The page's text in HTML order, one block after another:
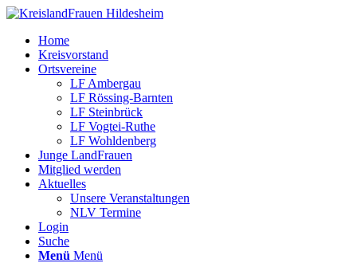
Home
Kreisvorstand
Ortsvereine
LF Ambergau
LF Rössing-Barnten
LF Steinbrück
LF Vogtei-Ruthe
LF Wohldenberg
Junge LandFrauen
Mitglied werden
Aktuelles
Unsere Veranstaltungen
NLV Termine
Login
Suche
Menü Menü